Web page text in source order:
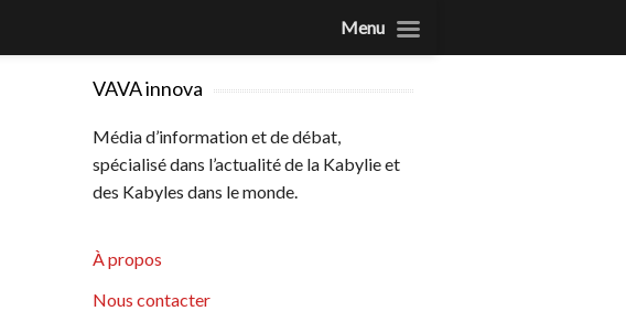
VAVA innova
Média d’information et de débat,
spécialisé dans l’actualité de la Kabylie et
des Kabyles dans le monde.
À propos
Nous contacter
Menu